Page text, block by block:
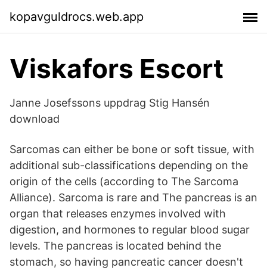
kopavguldrocs.web.app
Viskafors Escort
Janne Josefssons uppdrag Stig Hansén
download
Sarcomas can either be bone or soft tissue, with
additional sub-classifications depending on the
origin of the cells (according to The Sarcoma
Alliance). Sarcoma is rare and The pancreas is an
organ that releases enzymes involved with
digestion, and hormones to regular blood sugar
levels. The pancreas is located behind the
stomach, so having pancreatic cancer doesn't